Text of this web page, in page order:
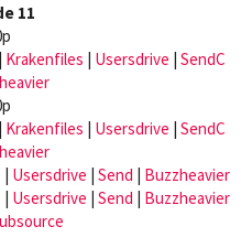
11
Krakenfiles | Usersdrive | SendC
Krakenfiles | Usersdrive | SendC
| Usersdrive | Send | Buzzheavier
| Usersdrive | Send | Buzzheavier